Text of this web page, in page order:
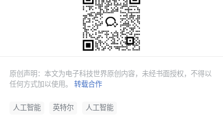
原创声明：本文为电子科技世界原创内容，未经书面授权，不得以
任何方式加以使用。转载合作
人工智能 英特尔 人工智能